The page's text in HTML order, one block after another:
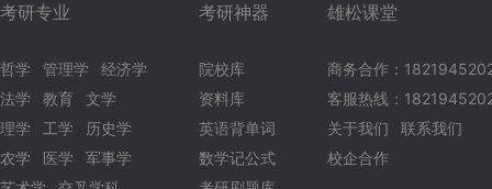
考研专业
哲学 管理学
经济学
法学
教育
文学
理学
工学
历史学
农学
医学
军事学
考研神器
院校库
资料库
英语背单词
数学记公式
雄松课堂
商务合作：
客服热线：
关于我们
联系我们
校企合作